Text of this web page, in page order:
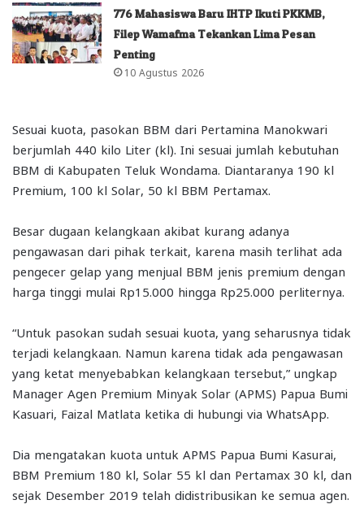
776 Mahasiswa Baru IHTP Ikuti PKKMB,
Filep Wamafma Tekankan Lima Pesan
Penting
10 Agustus 2026
Sesuai kuota, pasokan BBM dari Pertamina Manokwari
berjumlah 440 kilo Liter (kl). Ini sesuai jumlah kebutuhan
BBM di Kabupaten Teluk Wondama. Diantaranya 190 kl
Premium, 100 kl Solar, 50 kl BBM Pertamax.
Besar dugaan kelangkaan akibat kurang adanya
pengawasan dari pihak terkait, karena masih terlihat ada
pengecer gelap yang menjual BBM jenis premium dengan
harga tinggi mulai Rp15.000 hingga Rp25.000 perliternya.
“Untuk pasokan sudah sesuai kuota, yang seharusnya tidak
terjadi kelangkaan. Namun karena tidak ada pengawasan
yang ketat menyebabkan kelangkaan tersebut,” ungkap
Manager Agen Premium Minyak Solar (APMS) Papua Bumi
Kasuari, Faizal Matlata ketika di hubungi via WhatsApp.
Dia mengatakan kuota untuk APMS Papua Bumi Kasurai,
BBM Premium 180 kl, Solar 55 kl dan Pertamax 30 kl, dan
sejak Desember 2019 telah didistribusikan ke semua agen.